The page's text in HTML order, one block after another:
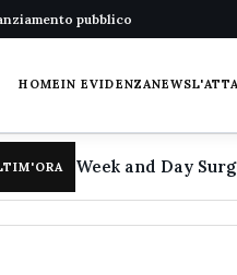
pubblico
HOMEIN EVIDENZANEWS